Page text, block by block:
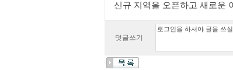
신규 지역을 오픈하고 새로운
덧글쓰기